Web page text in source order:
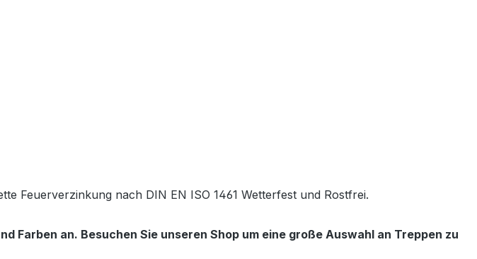
Feuerverzinkung nach DIN EN ISO 1461 Wetterfest und Rostfrei.
an. Besuchen Sie unseren Shop um eine große Auswahl an Treppen zu